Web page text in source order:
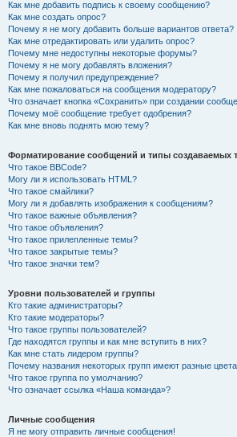
Как мне добавить подпись к своему сообщению?
Как мне создать опрос?
Почему я не могу добавить больше вариантов ответа?
Как мне отредактировать или удалить опрос?
Почему мне недоступны некоторые форумы?
Почему я не могу добавлять вложения?
Почему я получил предупреждение?
Как мне пожаловаться на сообщения модератору?
Что означает кнопка «Сохранить» при создании
Почему моё сообщение требует одобрения?
Как мне вновь поднять мою тему?
Форматирование сообщений и типы создаваемых
Что такое BBCode?
Могу ли я использовать HTML?
Что такое смайлики?
Могу ли я добавлять изображения к сообщениям?
Что такое важные объявления?
Что такое объявления?
Что такое прилепленные темы?
Что такое закрытые темы?
Что такое значки тем?
Уровни пользователей и группы
Кто такие администраторы?
Кто такие модераторы?
Что такое группы пользователей?
Где находятся группы и как мне вступить в них?
Как мне стать лидером группы?
Почему названия некоторых групп имеют разные
Что такое группа по умолчанию?
Что означает ссылка «Наша команда»?
Личные сообщения
Я не могу отправить личные сообщения!